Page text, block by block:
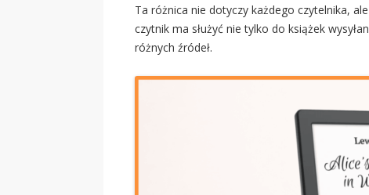
Ta różnica nie dotyczy każdego czytelnika,
czytnik ma służyć nie tylko do książek
różnych źródeł.